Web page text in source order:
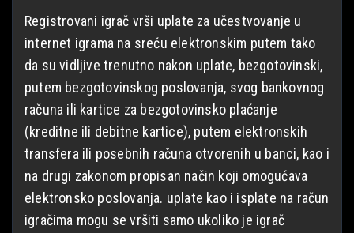
Registrovani igrač vrši uplate za učestvovanje u
internet igrama na sreću elektronskim putem tako
da su vidljive trenutno nakon uplate, bezgotovinski,
putem bezgotovinskog poslovanja, svog bankovnog
računa ili kartice za bezgotovinsko plaćanje
(kreditne ili debitne kartice), putem elektronskih
transfera ili posebnih računa otvorenih u banci, kao i
na drugi zakonom propisan način koji omogućava
elektronsko poslovanja. uplate kao i isplate na račun
igračima mogu se vršiti samo ukoliko je igrač